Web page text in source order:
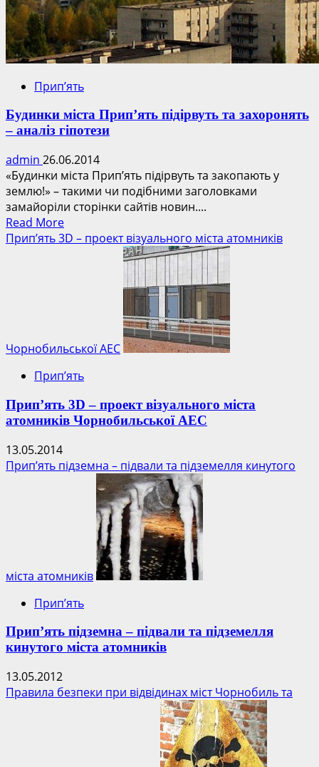
Прип’ять
Будинки міста Прип’ять підірвуть та захоронять
– аналіз гіпотези
admin 26.06.2014
«Будинки міста Прип’ять підірвуть та закопають у
землю!» – такими чи подібними заголовками
замайоріли сторінки сайтів новин....
Read MoreRead
more
захоронять
аналіз
Прип’ять 3D – проект візуального міста атомників
Чорнобильської АЕС
Прип’ять
Прип’ять 3D – проект візуального міста
атомників Чорнобильської АЕС
13.05.2014
Прип’ять підземна – підвали та підземелля кинутого
міста атомників
Прип’ять
Прип’ять підземна – підвали та підземелля
кинутого міста атомників
13.05.2012
Правила безпеки при відвідинах міст Чорнобиль та